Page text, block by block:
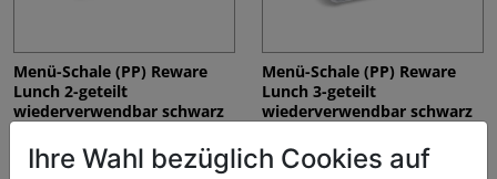
Menü-Schale (PP) Reware
Lunch 2-geteilt
wiederverwendbar schwarz
€ 155,97
Menü-Schale (PP) Reware
Lunch 3-geteilt
wiederverwendbar schwarz
€ 155,97
Ihre Wahl bezüglich Cookies auf